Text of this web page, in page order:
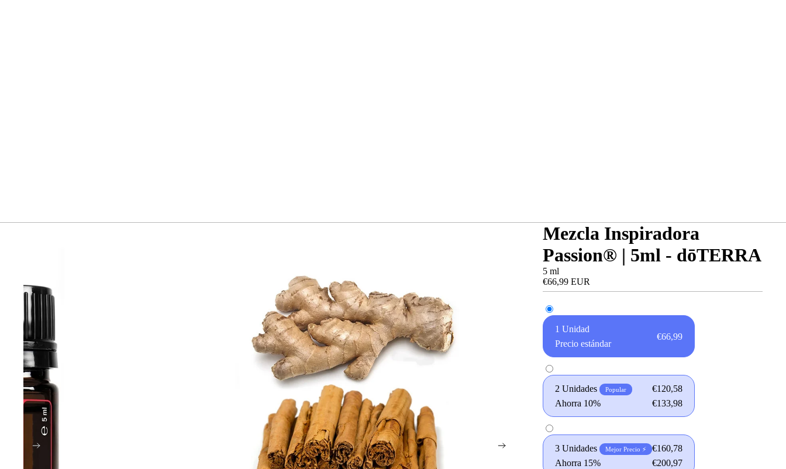
Mezcla Inspiradora
Passion® | 5ml - dōTERRA
5 ml
€66,99 EUR
1 Unidad
Precio estándar
€66,99
2 Unidades Popular
Ahorra 10%
€120,58
€133,98
3 Unidades Mejor Precio ⚡
Ahorra 15%
€160,78
€200,97